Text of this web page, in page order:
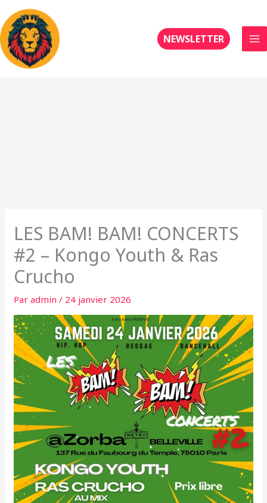
au
contenu
NEWSLETTER
LES BAM! BAM! CONCERTS
#2 – Kongo Youth & Ras
Crucho
Paradmin/ 24 janvier 2026